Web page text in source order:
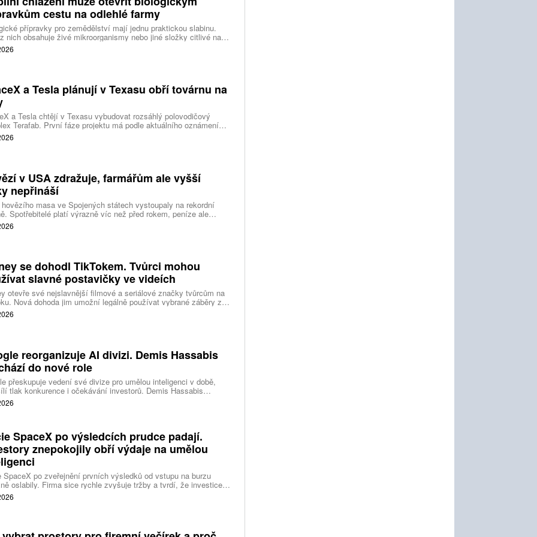
cestu na odlehlé farmy
přípravky pro zemědělství mají jednu praktickou slabinu.
nich obsahuje živé mikroorganismy nebo jiné složky citlivé na
takže při dlouhém skladování v horku, mrazu nebo mimo
podmínky mohou ztrácet účinnost. Problém je zvlášť
a Tesla plánují v Texasu obří továrnu na
a Tesla chtějí v Texasu vybudovat rozsáhlý polovodičový
Terafab. První fáze projektu má podle aktuálního oznámení
16,8 miliardy dolarů a zaměstnat nejméně tři tisíce lidí.
má vyrábět pokročilé logické a paměťové čipy pro roboty
v USA zdražuje, farmářům ale vyšší
nepřináší
masa ve Spojených státech vystoupaly na rekordní
Spotřebitelé platí výrazně víc než před rokem, peníze ale
farmářům, zpracovatelům ani restauracím. Celý řetězec
nedostatek dobytka a prudce rostoucí náklady.
se dohodl TikTokem. Tvůrci mohou
slavné postavičky ve videích
otevře své nejslavnější filmové a seriálové značky tvůrcům na
Nová dohoda jim umožní legálně používat vybrané záběry z
studia a sdílet vlastní videa také na platformě Disney Verts.
reorganizuje AI divizi. Demis Hassabis
do nové role
přeskupuje vedení své divize pro umělou inteligenci v době,
tlak konkurence i očekávání investorů. Demis Hassabis
každodenní řízení DeepMind a zaměří se na vývoj pokročilé
inteligence i její dopad na společnost.
SpaceX po výsledcích prudce padají.
znepokojily obří výdaje na umělou
SpaceX po zveřejnění prvních výsledků od vstupu na burzu
oslabily. Firma sice rychle zvyšuje tržby a tvrdí, že investice
inteligence se vracejí mnohem rychleji než dříve, investoři ale
zda je tempo rekordních výdajů dlouhodobě udržitelné.